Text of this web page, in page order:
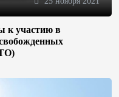
к участию в